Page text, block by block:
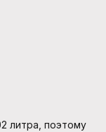
литра, поэтому